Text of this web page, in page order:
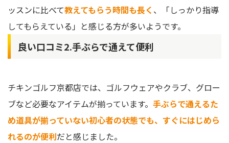
ッスンに比べて教えてもらう時間も長く 、「しっかり指導
してもらえている」と感じる方が多いようです。
良い口コミ2.手ぶらで通えて便利
チキンゴルフ京都店では、ゴルフウェアやクラブ、グロー
ブなど必要なアイテムが揃っています。 手ぶらで通えるた
め道具が揃っていない初心者の状態でも、すぐにはじめら
れるのが便利だと感じました。